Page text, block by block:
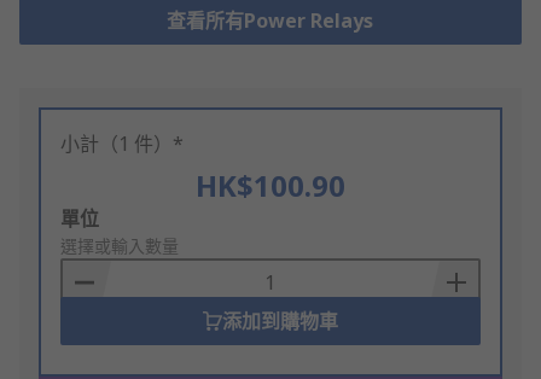
查看所有Power Relays
小計（1 件）*
HK$100.90
Add
to
Basket
單位
選擇或輸入數量
添加到購物車